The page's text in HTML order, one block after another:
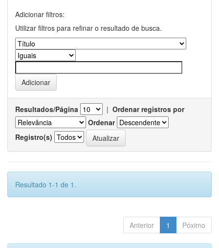
Adicionar filtros:
Utilizar filtros para refinar o resultado de busca.
Resultados/Página | Ordenar registros por
Ordenar
Registro(s)
Resultado 1-1 de 1.
Anterior 1 Póximo